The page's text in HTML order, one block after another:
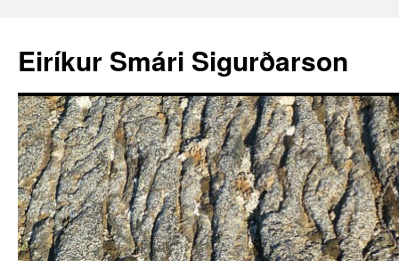
Eiríkur Smári Sigurðarson